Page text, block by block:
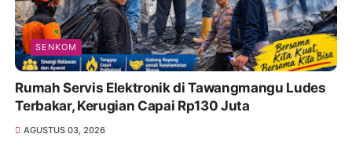
SENKOM
Rumah Servis Elektronik di Tawangmangu Ludes
Terbakar, Kerugian Capai Rp130 Juta
AGUSTUS 03, 2026